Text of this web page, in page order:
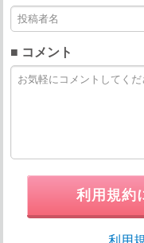
■ コメント
利用規約
利用